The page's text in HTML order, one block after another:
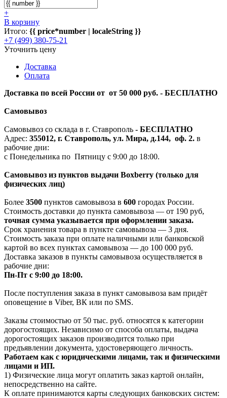
+
В корзину
Итого: {{ price*number | localeString }}
+7 (499) 380-75-21
Уточнить цену
Доставка
Оплата
Доставка по всей России от от 50 000 руб. - БЕСПЛАТНО
Самовывоз
Самовывоз со склада в г. Ставрополь - БЕСПЛАТНО
Адрес: 355012, г. Ставрополь, ул. Мира, д.144, оф. 2. в
рабочие дни:
с Понедельника по Пятницу с 9:00 до 18:00.
Самовывоз из пунктов выдачи Boxberry (только для
физических лиц)
Более 3500 пунктов самовывоза в 600 городах России.
Стоимость доставки до пункта самовывоза — от 190 руб,
точная сумма указывается при оформлении заказа.
Срок хранения товара в пункте самовывоза — 3 дня.
Стоимость заказа при оплате наличными или банковской
картой во всех пунктах самовывоза — до 100 000 руб.
Доставка заказов в пункты самовывоза осуществляется в
рабочие дни:
Пн-Пт с 9:00 до 18:00.
После поступления заказа в пункт самовывоза вам придёт
оповещение в Viber, ВК или по SMS.
Заказы стоимостью от 50 тыс. руб. относятся к категории
дорогостоящих. Независимо от способа оплаты, выдача
дорогостоящих заказов производится только при
предъявлении документа, удостоверяющего личность.
Работаем как с юридическими лицами, так и физическими
лицами и ИП.
1) Физические лица могут оплатить заказ картой онлайн,
непосредственно на сайте.
К оплате принимаются карты следующих банковских систем: